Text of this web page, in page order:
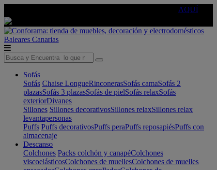
AQUÍ
Baleares Canarias
Sofás
Sofás Chaise LongueRinconerasSofás camaSofás 2
plazasSofás 3 plazasSofás de pielSofás relaxSofás
exteriorDivanes
Sillones Sillones decorativosSillones relaxSillones relax
levantapersonas
Puffs Puffs decorativosPuffs peraPuffs reposapiésPuffs con
almacenaje
Descanso
Colchones Packs colchón y canapéColchones
viscoelásticosColchones de muellesColchones de muelles